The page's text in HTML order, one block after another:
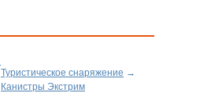
Туристическое снаряжение →
Канистры Экстрим